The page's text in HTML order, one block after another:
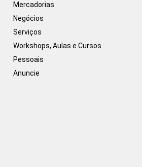
Mercadorias
Negócios
Serviços
Workshops, Aulas e Cursos
Pessoais
Anuncie